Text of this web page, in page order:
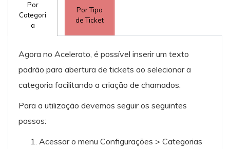
Por
Categori
a
Por Tipo
de Ticket
Agora no Acelerato, é possível inserir um texto
padrão para abertura de tickets ao selecionar a
categoria facilitando a criação de chamados.
Para a utilização devemos seguir os seguintes
passos:
Acessar o menu Configurações > Categorias